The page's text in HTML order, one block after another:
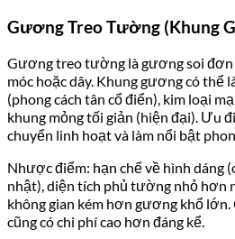
Gương Treo Tường (Khung
Gương treo tường là gương soi đơn
móc hoặc dây. Khung gương có thể
(phong cách tân cổ điển), kim loại
khung mỏng tối giản (hiện đại). Ưu
chuyển linh hoạt và làm nổi bật
Nhược điểm: hạn chế về hình dáng
nhật), diện tích phủ tường nhỏ hơn
không gian kém hơn gương khổ
cũng có chi phí cao hơn đáng kể.